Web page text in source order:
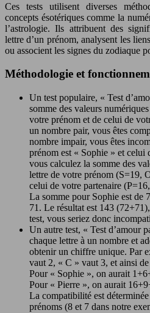
Ces tests utilisent diverses
concepts ésotériques comme la
l’astrologie. Ils attribuent des
lettre d’un prénom, analysent les
ou associent les signes du zodiaque
Méthodologie et
Un test populaire, « Test
somme des valeurs
votre prénom et de celui de
un nombre pair, vous êtes
nombre impair, vous êtes
prénom est « Sophie » et celui
vous calculez la somme des
lettre de votre prénom (S=19,
celui de votre partenaire
La somme pour Sophie est de
71. Le résultat est 143
test, vous seriez donc
Un autre test, « Test d’amour
chaque lettre à un nombre et
obtenir un chiffre unique. Par
vaut 2, « C » vaut 3, et ainsi
Pour « Sophie », on aurait
Pour « Pierre », on aurait
La compatibilité est
prénoms (8 et 7 dans notre